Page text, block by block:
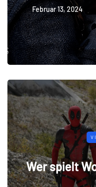
Februar 13, 2024
Wer spielt